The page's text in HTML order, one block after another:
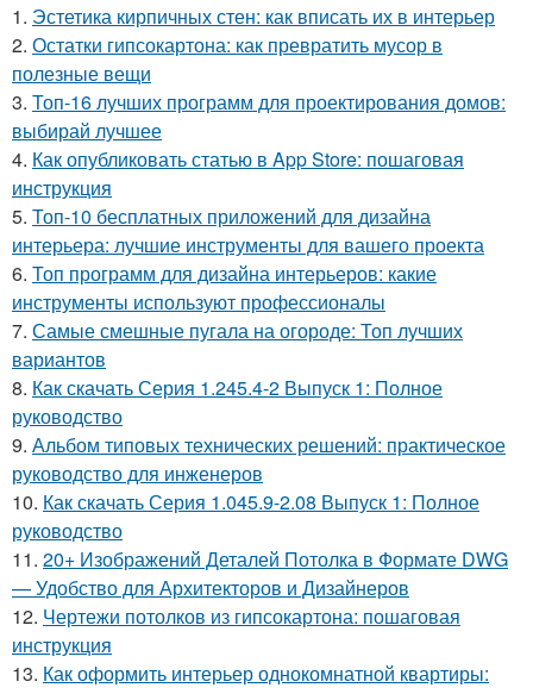
1. Эстетика кирпичных стен: как вписать их в интерьер
2. Остатки гипсокартона: как превратить мусор в
полезные вещи
3. Топ-16 лучших программ для проектирования домов:
выбирай лучшее
4. Как опубликовать статью в App Store: пошаговая
инструкция
5. Топ-10 бесплатных приложений для дизайна
интерьера: лучшие инструменты для вашего проекта
6. Топ программ для дизайна интерьеров: какие
инструменты используют профессионалы
7. Самые смешные пугала на огороде: Топ лучших
вариантов
8. Как скачать Серия 1.245.4-2 Выпуск 1: Полное
руководство
9. Альбом типовых технических решений: практическое
руководство для инженеров
10. Как скачать Серия 1.045.9-2.08 Выпуск 1: Полное
руководство
11. 20+ Изображений Деталей Потолка в Формате DWG
— Удобство для Архитекторов и Дизайнеров
12. Чертежи потолков из гипсокартона: пошаговая
инструкция
13. Как оформить интерьер однокомнатной квартиры: